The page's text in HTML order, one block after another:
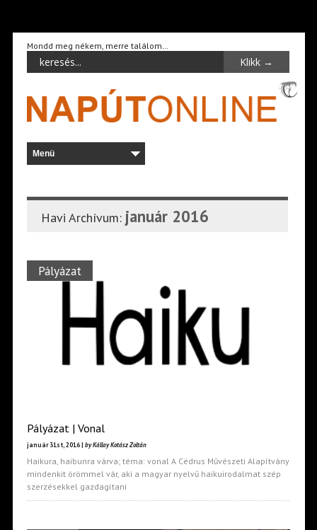
Mondd meg nékem, merre találom…
Havi Archívum: január 2016
Pályázat
Pályázat | Vonal
január 31st, 2016 | by Kállay Kotász Zoltán
Haikura, haibunra várva; téma: vonal A Cédrus Művészeti Alapítvány
mindenkit örömmel vár, aki a magyar nyelvű haikuirodalmat szép
szerzésekkel gazdagítani